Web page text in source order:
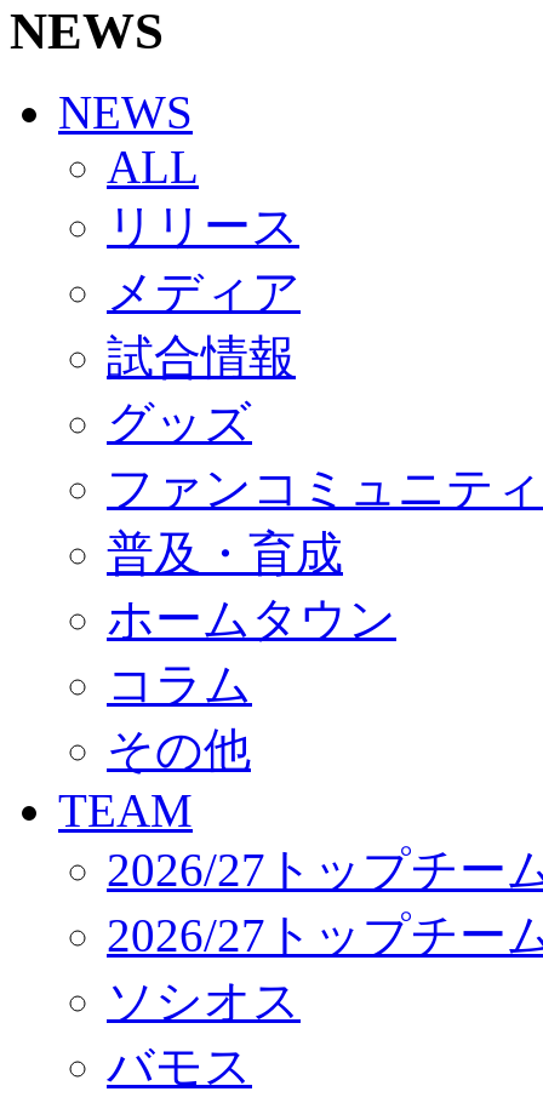
Jリーグ運営管理規定
写真・動画使用ガイドライン
SCHEDULE
2026/27
練習見学時のファンサービスについて
TICKET
奈良クラブ明治安田J3リーグ2026/27シーズン試
奈良クラブ明治安田Ｊ3リーグ 2026/27シーズン「
観戦ルール＆マナー
2026/27ファンコミュニティ
サポートショップ
GOODS
オフィシャルストア（実店舗）
オンラインストア
ACADEMY
アカデミーについて
コーチ&スタッフ
ジュニア
ジュニアユース
ユース
練習拠点（ナラディーア）
SCHOOL
CLUB
パートナー募集
クラブ理念
サステナビリティ
Web制作支援
応援プロジェクト
NEWS
NEWS
ALL
リリース
メディア
試合情報
グッズ
ファンコミュニティ
普及・育成
ホームタウン
コラム
その他
TEAM
2026/27トップチー
2026/27トップチー
ソシオス
バモス